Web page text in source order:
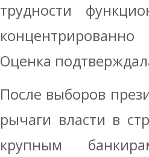
трудности
Оценка
После выборов
рычаги власти в
крупным